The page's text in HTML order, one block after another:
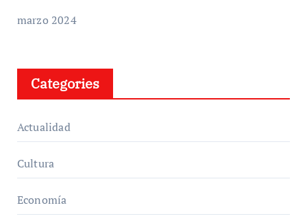
marzo 2024
Categories
Actualidad
Cultura
Economía